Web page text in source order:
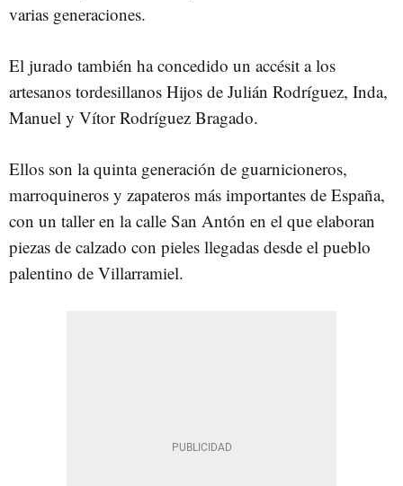
varias generaciones.
El jurado también ha concedido un accésit a los
artesanos tordesillanos Hijos de Julián Rodríguez, Inda,
Manuel y Vítor Rodríguez Bragado.
Ellos son la quinta generación de guarnicioneros,
marroquineros y zapateros más importantes de España,
con un taller en la calle San Antón en el que elaboran
piezas de calzado con pieles llegadas desde el pueblo
palentino de Villarramiel.